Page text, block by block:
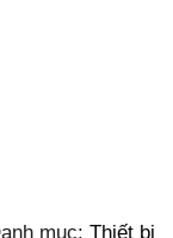
mục: Thiết bị